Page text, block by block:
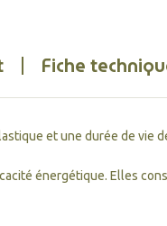
Fiche
et une durée de
énergétique. Elles